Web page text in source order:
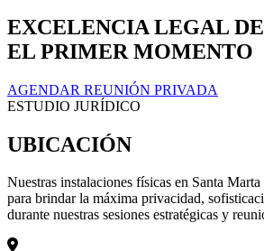
EXCELENCIA LEGAL
EL PRIMER MOMENTO
AGENDAR REUNIÓN PRIVADA
ESTUDIO JURÍDICO
UBICACIÓN
Nuestras instalaciones físicas en Santa
para brindar la máxima privacidad,
durante nuestras sesiones estratégicas y